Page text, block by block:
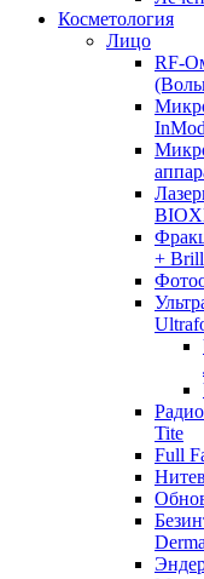
Косметология
Лицо
RF-
+
Tite
Full